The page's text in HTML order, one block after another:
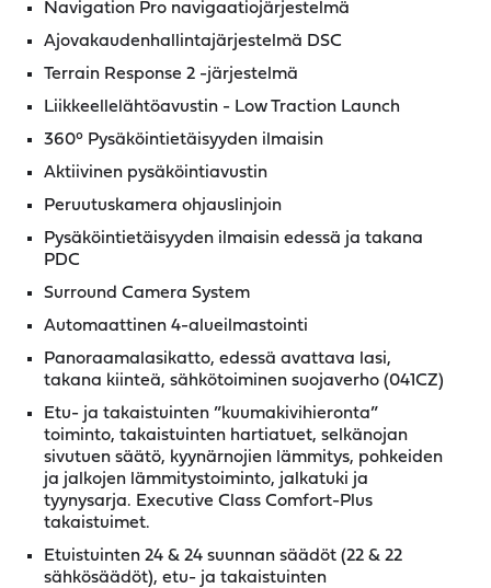
Navigation Pro navigaatiojärjestelmä
Ajovakaudenhallintajärjestelmä DSC
Terrain Response 2 -järjestelmä
Liikkeellelähtöavustin - Low Traction Launch
360° Pysäköintietäisyyden ilmaisin
Aktiivinen pysäköintiavustin
Peruutuskamera ohjauslinjoin
Pysäköintietäisyyden ilmaisin edessä ja takana
PDC
Surround Camera System
Automaattinen 4-alueilmastointi
Panoraamalasikatto, edessä avattava lasi,
takana kiinteä, sähkötoiminen suojaverho (041CZ)
Etu- ja takaistuinten ”kuumakivihieronta”
toiminto, takaistuinten hartiatuet, selkänojan
sivutuen säätö, kyynärnojien lämmitys, pohkeiden
ja jalkojen lämmitystoiminto, jalkatuki ja
tyynysarja. Executive Class Comfort-Plus
takaistuimet.
Etuistuinten 24 & 24 suunnan säädöt (22 & 22
sähkösäädöt), etu- ja takaistuinten